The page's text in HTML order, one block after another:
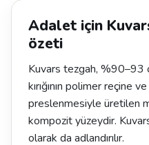
Adalet için
özeti
Kuvars tezgah, %90–93
kırığının polimer reçine
preslenmesiyle üretilen
kompozit yüzeydir.
olarak da adlandırılır.